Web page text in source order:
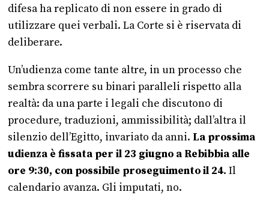
difesa ha replicato di non essere in grado di
utilizzare quei verbali. La Corte si è riservata di
deliberare.
Un’udienza come tante altre, in un processo che
sembra scorrere su binari paralleli rispetto alla
realtà: da una parte i legali che discutono di
procedure, traduzioni, ammissibilità; dall’altra il
silenzio dell’Egitto, invariato da anni. La prossima
udienza è fissata per il 23 giugno a Rebibbia alle
ore 9:30, con possibile proseguimento il 24. Il
calendario avanza. Gli imputati, no.